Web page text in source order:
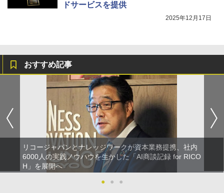
ドサービスを提供
2025年12月17日
おすすめ記事
リコージャパンとナレッジワークが資本業務提携、社内
6000人の実践ノウハウを生かした「AI商談記録 for RICO
H」を展開へ
●
● ●